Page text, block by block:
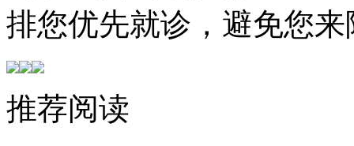
排您优先就诊，避免您
推荐阅读